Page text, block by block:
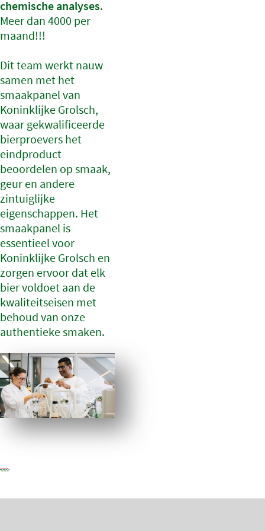
chemische analyses.
Meer dan 4000 per
maand!!!
Dit team werkt nauw
samen met het
smaakpanel van
Koninklijke Grolsch,
waar gekwalificeerde
bierproevers het
eindproduct
beoordelen op smaak,
geur en andere
zintuiglijke
eigenschappen. Het
smaakpanel is
essentieel voor
Koninklijke Grolsch en
zorgen ervoor dat elk
bier voldoet aan de
kwaliteitseisen met
behoud van onze
authentieke smaken.